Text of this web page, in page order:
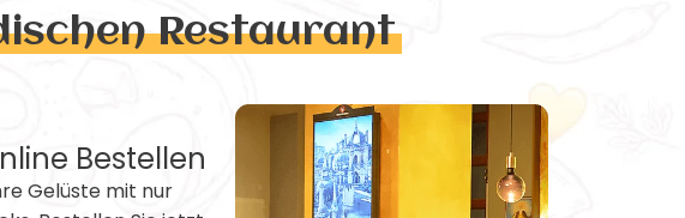
Restaurant
Bestellen
Gelüste mit nur